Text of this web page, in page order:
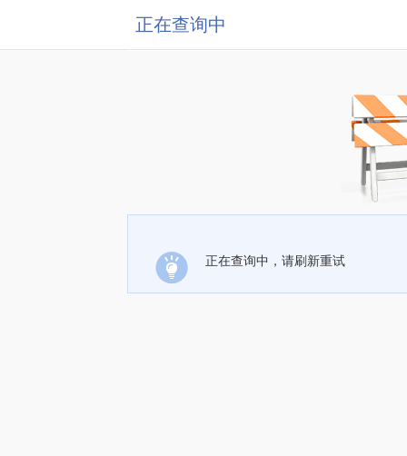
正在查询中
正在查询中，请刷新重试